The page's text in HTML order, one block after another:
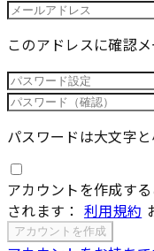
このアドレスに確認
パスワードは大文字と
アカウントを作成す
されます： 利用規約
アカウントを作成